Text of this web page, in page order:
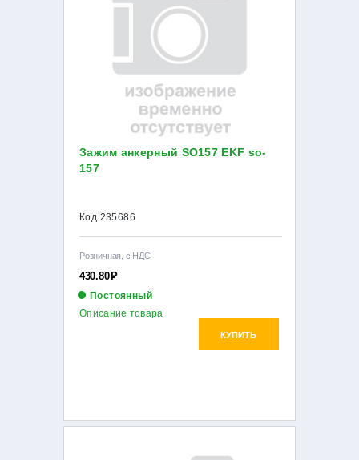
Зажим анкерный SO157 EKF so-
157
Код 235686
Розничная, с НДС
430.80Р
Постоянный
КУПИТЬ
Описание товара